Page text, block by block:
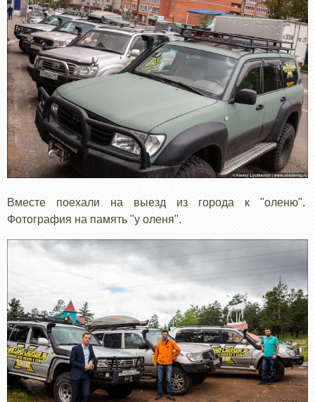
Вместе поехали на выезд из города к "оленю".
Фотография на память "у оленя".